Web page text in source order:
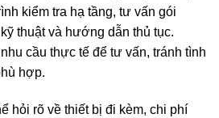
kiểm tra hạ tầng, tư vấn gói
thuật và hướng dẫn thủ tục.
cầu thực tế để tư vấn, tránh tình
hợp.
hỏi rõ về thiết bị đi kèm, chi phí